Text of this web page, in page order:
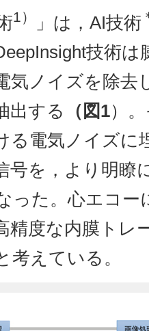
1） 」は，AI技術
技術
気ノイズを除去
出する
（図1）
る電気ノイズに
号を，より明瞭
った。心エコー
精度な内膜トレ
考えている。